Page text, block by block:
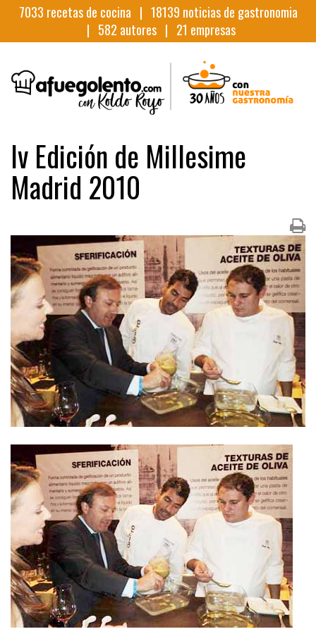
7033 recetas de cocina | 18139 noticias de gastronomia
| 582 autores | 21 empresas
Iv Edición de Millesime
Madrid 2010